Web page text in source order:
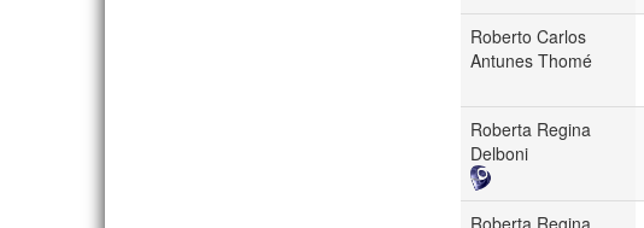
Roberto Carlos
Antunes Thomé
Roberta Regina
Delboni
Roberta Regina